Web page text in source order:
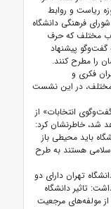
حوزه ریاست و روابط
فرهنگی دانشگاه
مختلف که حرف
پیشنهاد
را مطرح کنند.
فکری و
در این نشست
انتخابات» از
شد، خاطرنشان کرد:
باید محیطی باز
هستند به طرح
تهران دارای دو
تاثیر دانشگاه
مولفه‌های مرجعیت